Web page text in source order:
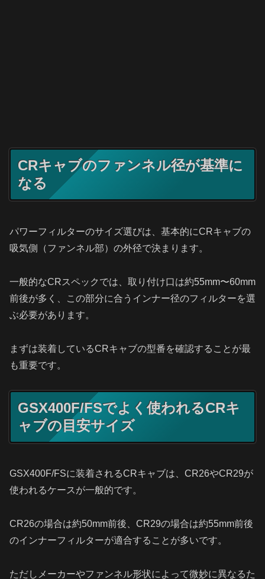
CRキャブのファンネル径が基準に
なる
パワーフィルターのサイズ選びは、基本的にCRキャブの
吸気側（ファンネル部）の外径で決まります。
一般的なCRスペックでは、取り付け口は約55mm〜60mm
前後が多く、この部分に合うインナー径のフィルターを選
ぶ必要があります。
まずは装着しているCRキャブの型番を確認することが最
も重要です。
GSX400F/FSでよく使われるCRキ
ャブの目安サイズ
GSX400F/FSに装着されるCRキャブは、CR26やCR29が
使われるケースが一般的です。
CR26の場合は約50mm前後、CR29の場合は約55mm前後
のインナーフィルターが適合することが多いです。
ただしメーカーやファンネル形状によって微妙に異なるた